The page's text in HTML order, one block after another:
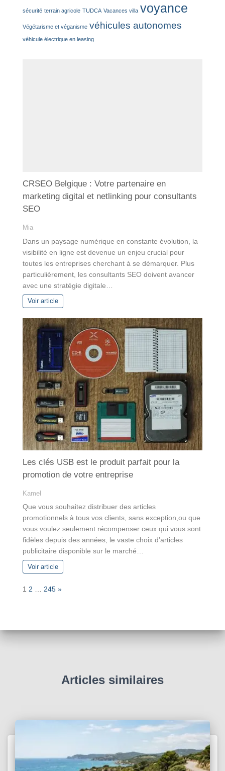
sécurité terrain agricole TUDCA Vacances villa voyance
Végétarisme et véganisme véhicules autonomes
véhicule électrique en leasing
CRSEO Belgique : Votre partenaire en
marketing digital et netlinking pour consultants
SEO
Mia
Dans un paysage numérique en constante évolution, la
visibilité en ligne est devenue un enjeu crucial pour
toutes les entreprises cherchant à se démarquer. Plus
particulièrement, les consultants SEO doivent avancer
avec une stratégie digitale…
Voir article
Les clés USB est le produit parfait pour la
promotion de votre entreprise
Kamel
Que vous souhaitez distribuer des articles
promotionnels à tous vos clients, sans exception,ou que
vous voulez seulement récompenser ceux qui vous sont
fidèles depuis des années, le vaste choix d’articles
publicitaire disponible sur le marché…
Voir article
P
:
1 2 … 245 N
»
Articles similaires